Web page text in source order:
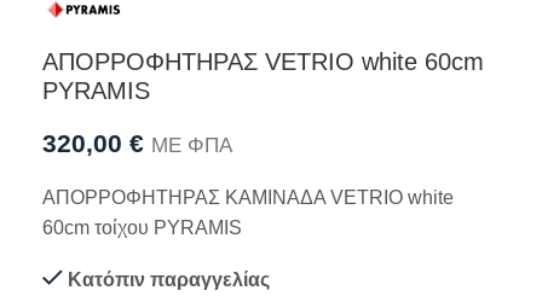
ΑΠΟΡΡΟΦΗΤΗΡΑΣ VETRIO white 60cm
PYRAMIS
320,00 € ΜΕ ΦΠΑ
ΑΠΟΡΡΟΦΗΤΗΡΑΣ ΚΑΜΙΝΑΔΑ VETRIO white
60cm τοίχου PYRAMIS
Κατόπιν παραγγελίας